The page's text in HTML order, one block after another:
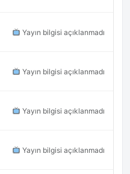
Yayın bilgisi açıklanmadı
Yayın bilgisi açıklanmadı
Yayın bilgisi açıklanmadı
Yayın bilgisi açıklanmadı